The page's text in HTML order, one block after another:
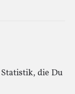
die Du